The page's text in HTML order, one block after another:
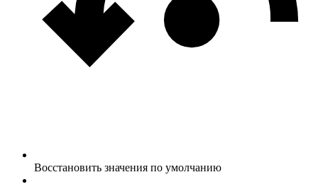
Восстановить значения по умолчанию